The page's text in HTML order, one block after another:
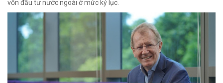
vốn đầu tư nước ngoài ở mức kỷ lục.